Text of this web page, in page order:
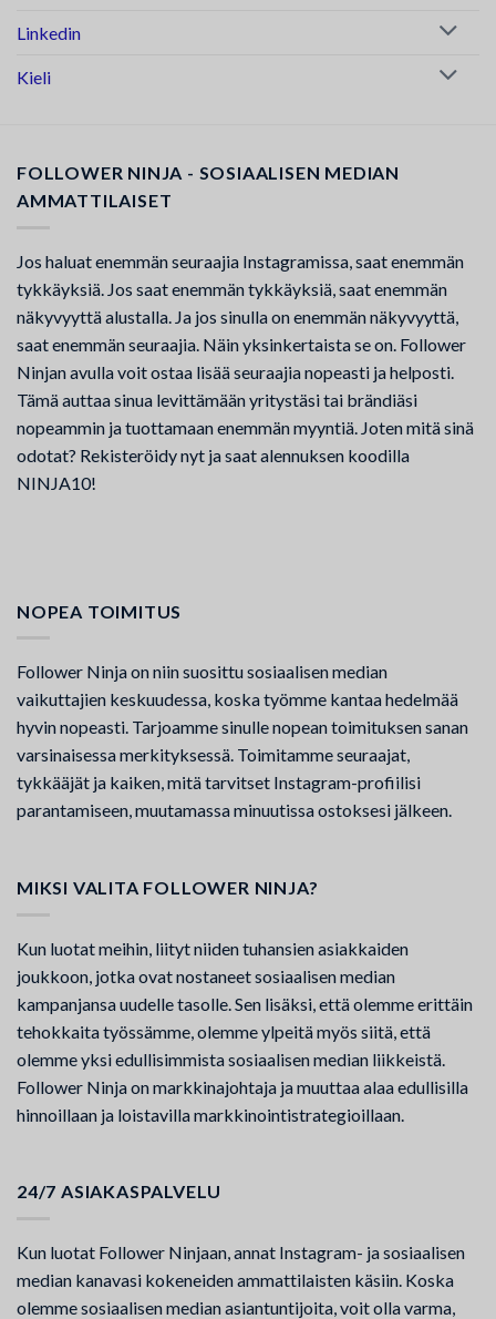
Linkedin
Kieli
FOLLOWER NINJA - SOSIAALISEN MEDIAN
AMMATTILAISET
Jos haluat enemmän seuraajia Instagramissa, saat enemmän
tykkäyksiä. Jos saat enemmän tykkäyksiä, saat enemmän
näkyvyyttä alustalla. Ja jos sinulla on enemmän näkyvyyttä,
saat enemmän seuraajia. Näin yksinkertaista se on. Follower
Ninjan avulla voit ostaa lisää seuraajia nopeasti ja helposti.
Tämä auttaa sinua levittämään yritystäsi tai brändiäsi
nopeammin ja tuottamaan enemmän myyntiä. Joten mitä sinä
odotat? Rekisteröidy nyt ja saat alennuksen koodilla
NINJA10!
NOPEA TOIMITUS
Follower Ninja on niin suosittu sosiaalisen median
vaikuttajien keskuudessa, koska työmme kantaa hedelmää
hyvin nopeasti. Tarjoamme sinulle nopean toimituksen sanan
varsinaisessa merkityksessä. Toimitamme seuraajat,
tykkääjät ja kaiken, mitä tarvitset Instagram-profiilisi
parantamiseen, muutamassa minuutissa ostoksesi jälkeen.
MIKSI VALITA FOLLOWER NINJA?
Kun luotat meihin, liityt niiden tuhansien asiakkaiden
joukkoon, jotka ovat nostaneet sosiaalisen median
kampanjansa uudelle tasolle. Sen lisäksi, että olemme erittäin
tehokkaita työssämme, olemme ylpeitä myös siitä, että
olemme yksi edullisimmista sosiaalisen median liikkeistä.
Follower Ninja on markkinajohtaja ja muuttaa alaa edullisilla
hinnoillaan ja loistavilla markkinointistrategioillaan.
24/7 ASIAKASPALVELU
Kun luotat Follower Ninjaan, annat Instagram- ja sosiaalisen
median kanavasi kokeneiden ammattilaisten käsiin. Koska
olemme sosiaalisen median asiantuntijoita, voit olla varma,